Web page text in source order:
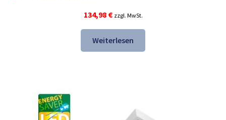
134,98 € zzgl. MwSt.
Weiterlesen